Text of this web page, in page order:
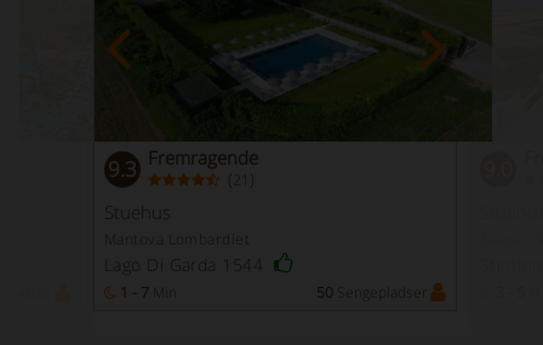
9.3 Fremragende
(21 )
Stuehus
Mantova Lombardiet
Lago Di Garda 1544
1 - 7 Min 50 Sengepladser